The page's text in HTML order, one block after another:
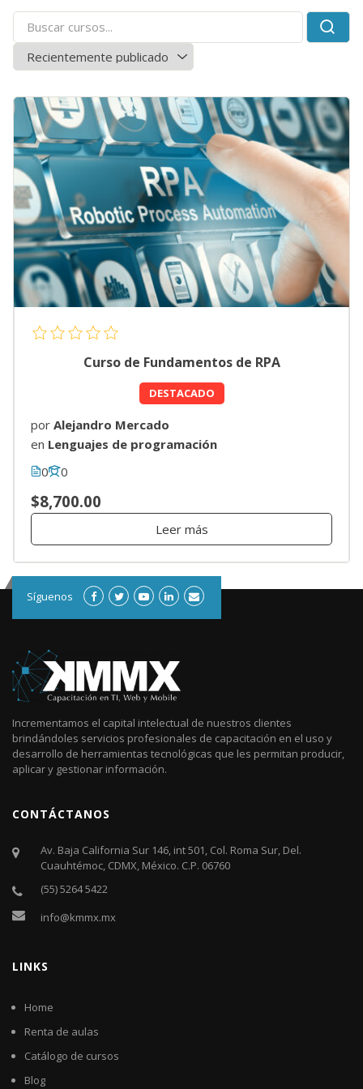
Curso de Fundamentos de RPA
DESTACADO
por Alejandro Mercado
en Lenguajes de programación
0
0
$8,700.00
Leer más
Síguenos
Incrementamos el capital intelectual de nuestros clientes
brindándoles servicios profesionales de capacitación en el uso y
desarrollo de herramientas tecnológicas que les permitan producir,
aplicar y gestionar información.
CONTÁCTANOS
Av. Baja California Sur 146, int 501, Col. Roma Sur, Del.
Cuauhtémoc, CDMX, México. C.P. 06760​
(55) 5264 5422
info@kmmx.mx
LINKS
Home
Renta de aulas
Catálogo de cursos
Blog